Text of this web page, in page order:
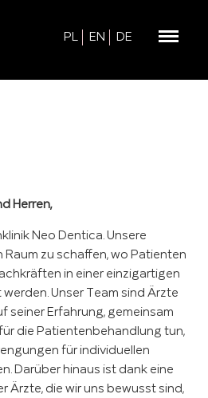
PL EN DE
MEDIZIN
PREISLISTE
KONTAKT
Herren,
Neo Dentica. Unsere
Raum zu schaffen, wo Patienten
in einer einzigartigen
Unser Team sind Ärzte
seiner Erfahrung, gemeinsam
die Patientenbehandlung tun,
für individuellen
Darüber hinaus ist dank eine
Ärzte, die wir uns bewusst sind,